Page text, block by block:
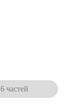
6 частей